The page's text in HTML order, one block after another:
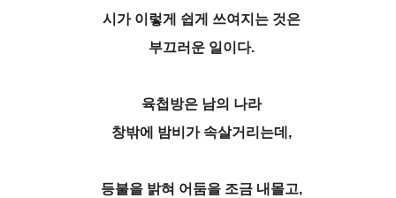
시가 이렇게 쉽게 쓰여지는 것은
부끄러운 일이다.
육첩방은 남의 나라
창밖에 밤비가 속살거리는데,
등불을 밝혀 어둠을 조금 내몰고,